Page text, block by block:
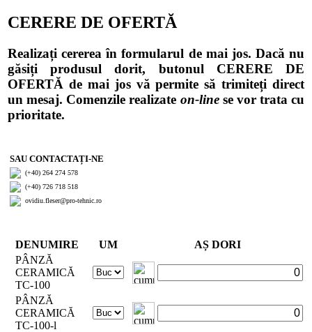
CERERE DE OFERTĂ
Realizați cererea în formularul de mai jos. Dacă nu
găsiți produsul dorit, butonul CERERE DE
OFERTĂ de mai jos vă permite să trimiteți direct
un mesaj. Comenzile realizate on-linese vor trata cu
prioritate.
SAU CONTACTAȚI-NE
(+40) 264 274 578
(+40) 726 718 518
ovidiu.fleser@pro-tehnic.ro
DENUMIRE UM
AȘ DORI
PÂNZĂ
CERAMICĂ
TC-100
PÂNZĂ
CERAMICĂ
TC-100-l